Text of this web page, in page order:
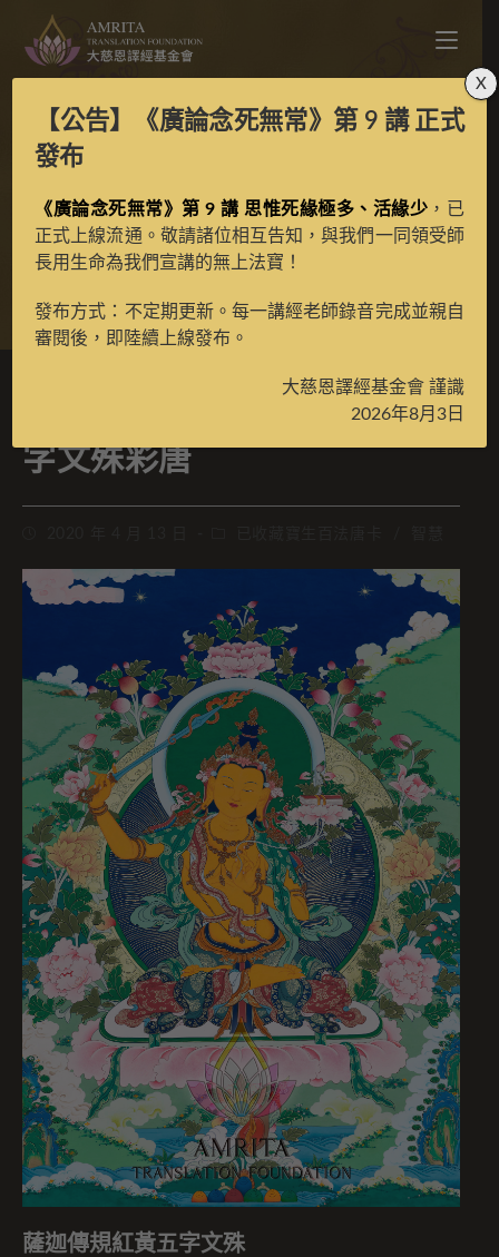
寶生百法之薩迦傳規紅
黃五字文殊彩唐
寶生百法之薩迦傳規紅黃五
字文殊彩唐
薩迦傳規紅黃五字文殊
【公告】 《廣論念死無常》第 9 講正式
發布
《廣論念死無常》第 9 講 思惟死緣極多、活緣少 ，已
正式上線流通。敬請諸位相互告知，與我們一同領受師
長用生命為我們宣講的無上法寶！
發布方式：不定期更新。每一講經老師錄音完成並親自
審閱後，即陸續上線發布。
大慈恩譯經基金會 謹識
2026年8月3日
X